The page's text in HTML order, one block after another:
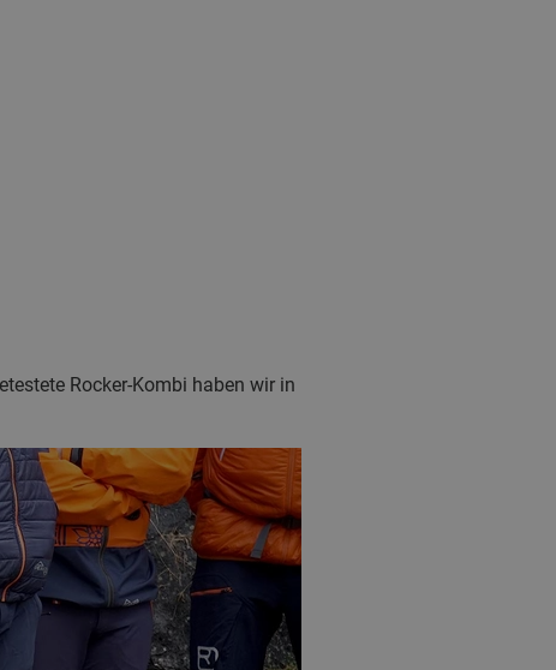
Rocker-Kombi haben wir in